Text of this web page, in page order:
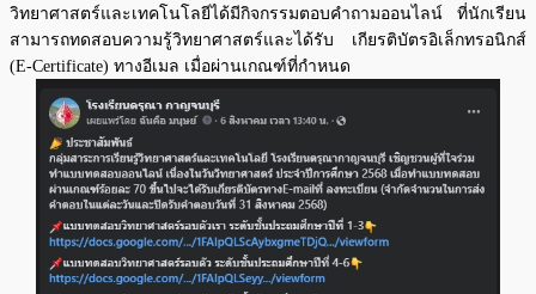
วิทยาศาสตร์และเทคโนโลยีได้มีกิจกรรมตอบคำถามออนไลน์ ที่นักเรียน
สามารถทดสอบความรู้วิทยาศาสตร์และได้รับ เกียรติบัตรอิเล็กทรอนิกส์
(E-Certificate) ทางอีเมล เมื่อผ่านเกณฑ์ที่กำหนด